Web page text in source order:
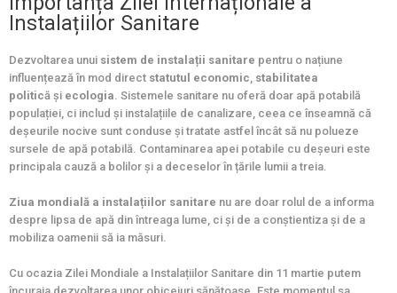
Instalațiilor Sanitare
Dezvoltarea unui sistem de instalații sanitare pentru o națiune
influențează în mod direct statutul economic stabilitatea
politică și ecologia . Sistemele sanitare nu oferă doar apă potabilă
populației, ci includ și instalațiile de canalizare, ceea ce înseamnă că
deșeurile nocive sunt conduse și tratate astfel încât să nu polueze
sursele de apă potabilă. Contaminarea apei potabile cu deșeuri este
principala cauză a bolilor și a deceselor în țările lumii a treia.
Ziua mondială a instalațiilor sanitare nu are doar rolul de a informa
despre lipsa de apă din întreaga lume, ci și de a conștientiza și de a
mobiliza oamenii să ia măsuri.
Cu ocazia Zilei Mondiale a Instalațiilor Sanitare din 11 martie putem